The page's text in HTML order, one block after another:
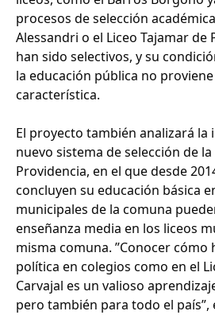
procesos de selección
Alessandri o el Liceo Tajamar de
han sido selectivos, y su
la educación pública no
característica.
El proyecto también analizará la
nuevo sistema de selección de
Providencia, en el que desde
concluyen su educación básica
municipales de la comuna
enseñanza media en los liceos
misma comuna. ”Conocer cómo
política en colegios como en el
Carvajal es un valioso
pero también para todo el país”,